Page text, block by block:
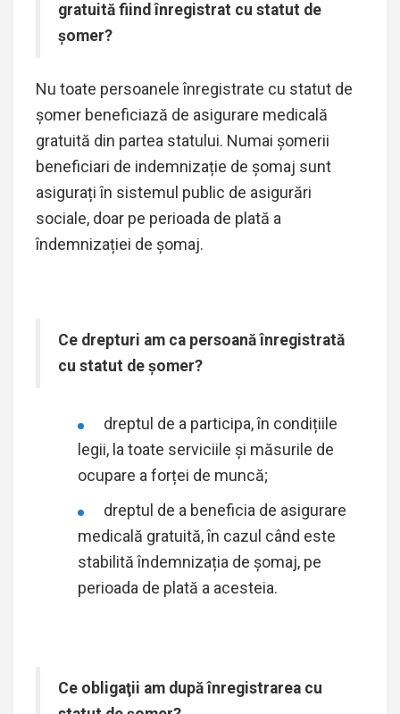
gratuită fiind înregistrat cu statut de
șomer?
Nu toate persoanele înregistrate cu statut de
șomer beneficiază de asigurare medicală
gratuită din partea statului. Numai șomerii
beneficiari de indemnizație de șomaj sunt
asigurați în sistemul public de asigurări
sociale, doar pe perioada de plată a
îndemnizației de șomaj.
Ce drepturi am ca persoană înregistrată
cu statut de șomer?
dreptul de a participa, în condițiile
legii, la toate serviciile și măsurile de
ocupare a forței de muncă;
dreptul de a beneficia de asigurare
medicală gratuită, în cazul când este
stabilită îndemnizația de șomaj, pe
perioada de plată a acesteia.
Ce obligaţii am după înregistrarea cu